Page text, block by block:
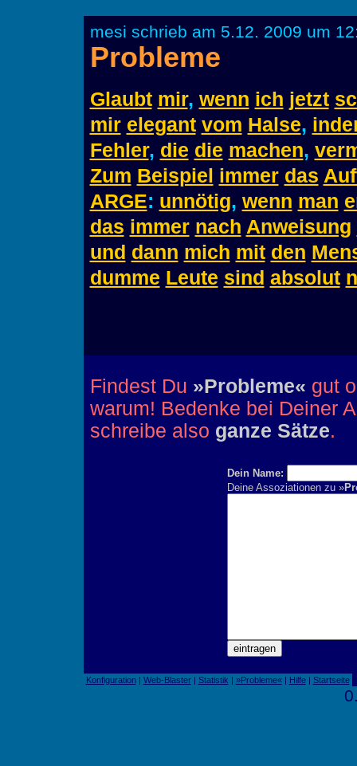
mesi schrieb am 5.12. 2009 um
Probleme
Glaubt mir, wenn ich jetzt
mir elegant vom Halse,
Fehler, die die machen,
Zum Beispiel immer das
ARGE: unnötig, wenn man
das immer nach Anweisung
und dann mich mit den
dumme Leute sind absolut
Findest Du »Probleme« gut
warum! Bedenke bei Deiner
schreibe also ganze Sätze.
Dein Name:
Deine Assoziationen zu »
Konfiguration| Web-Blaster| Statistik | »Probleme«| Hilfe| Startseite